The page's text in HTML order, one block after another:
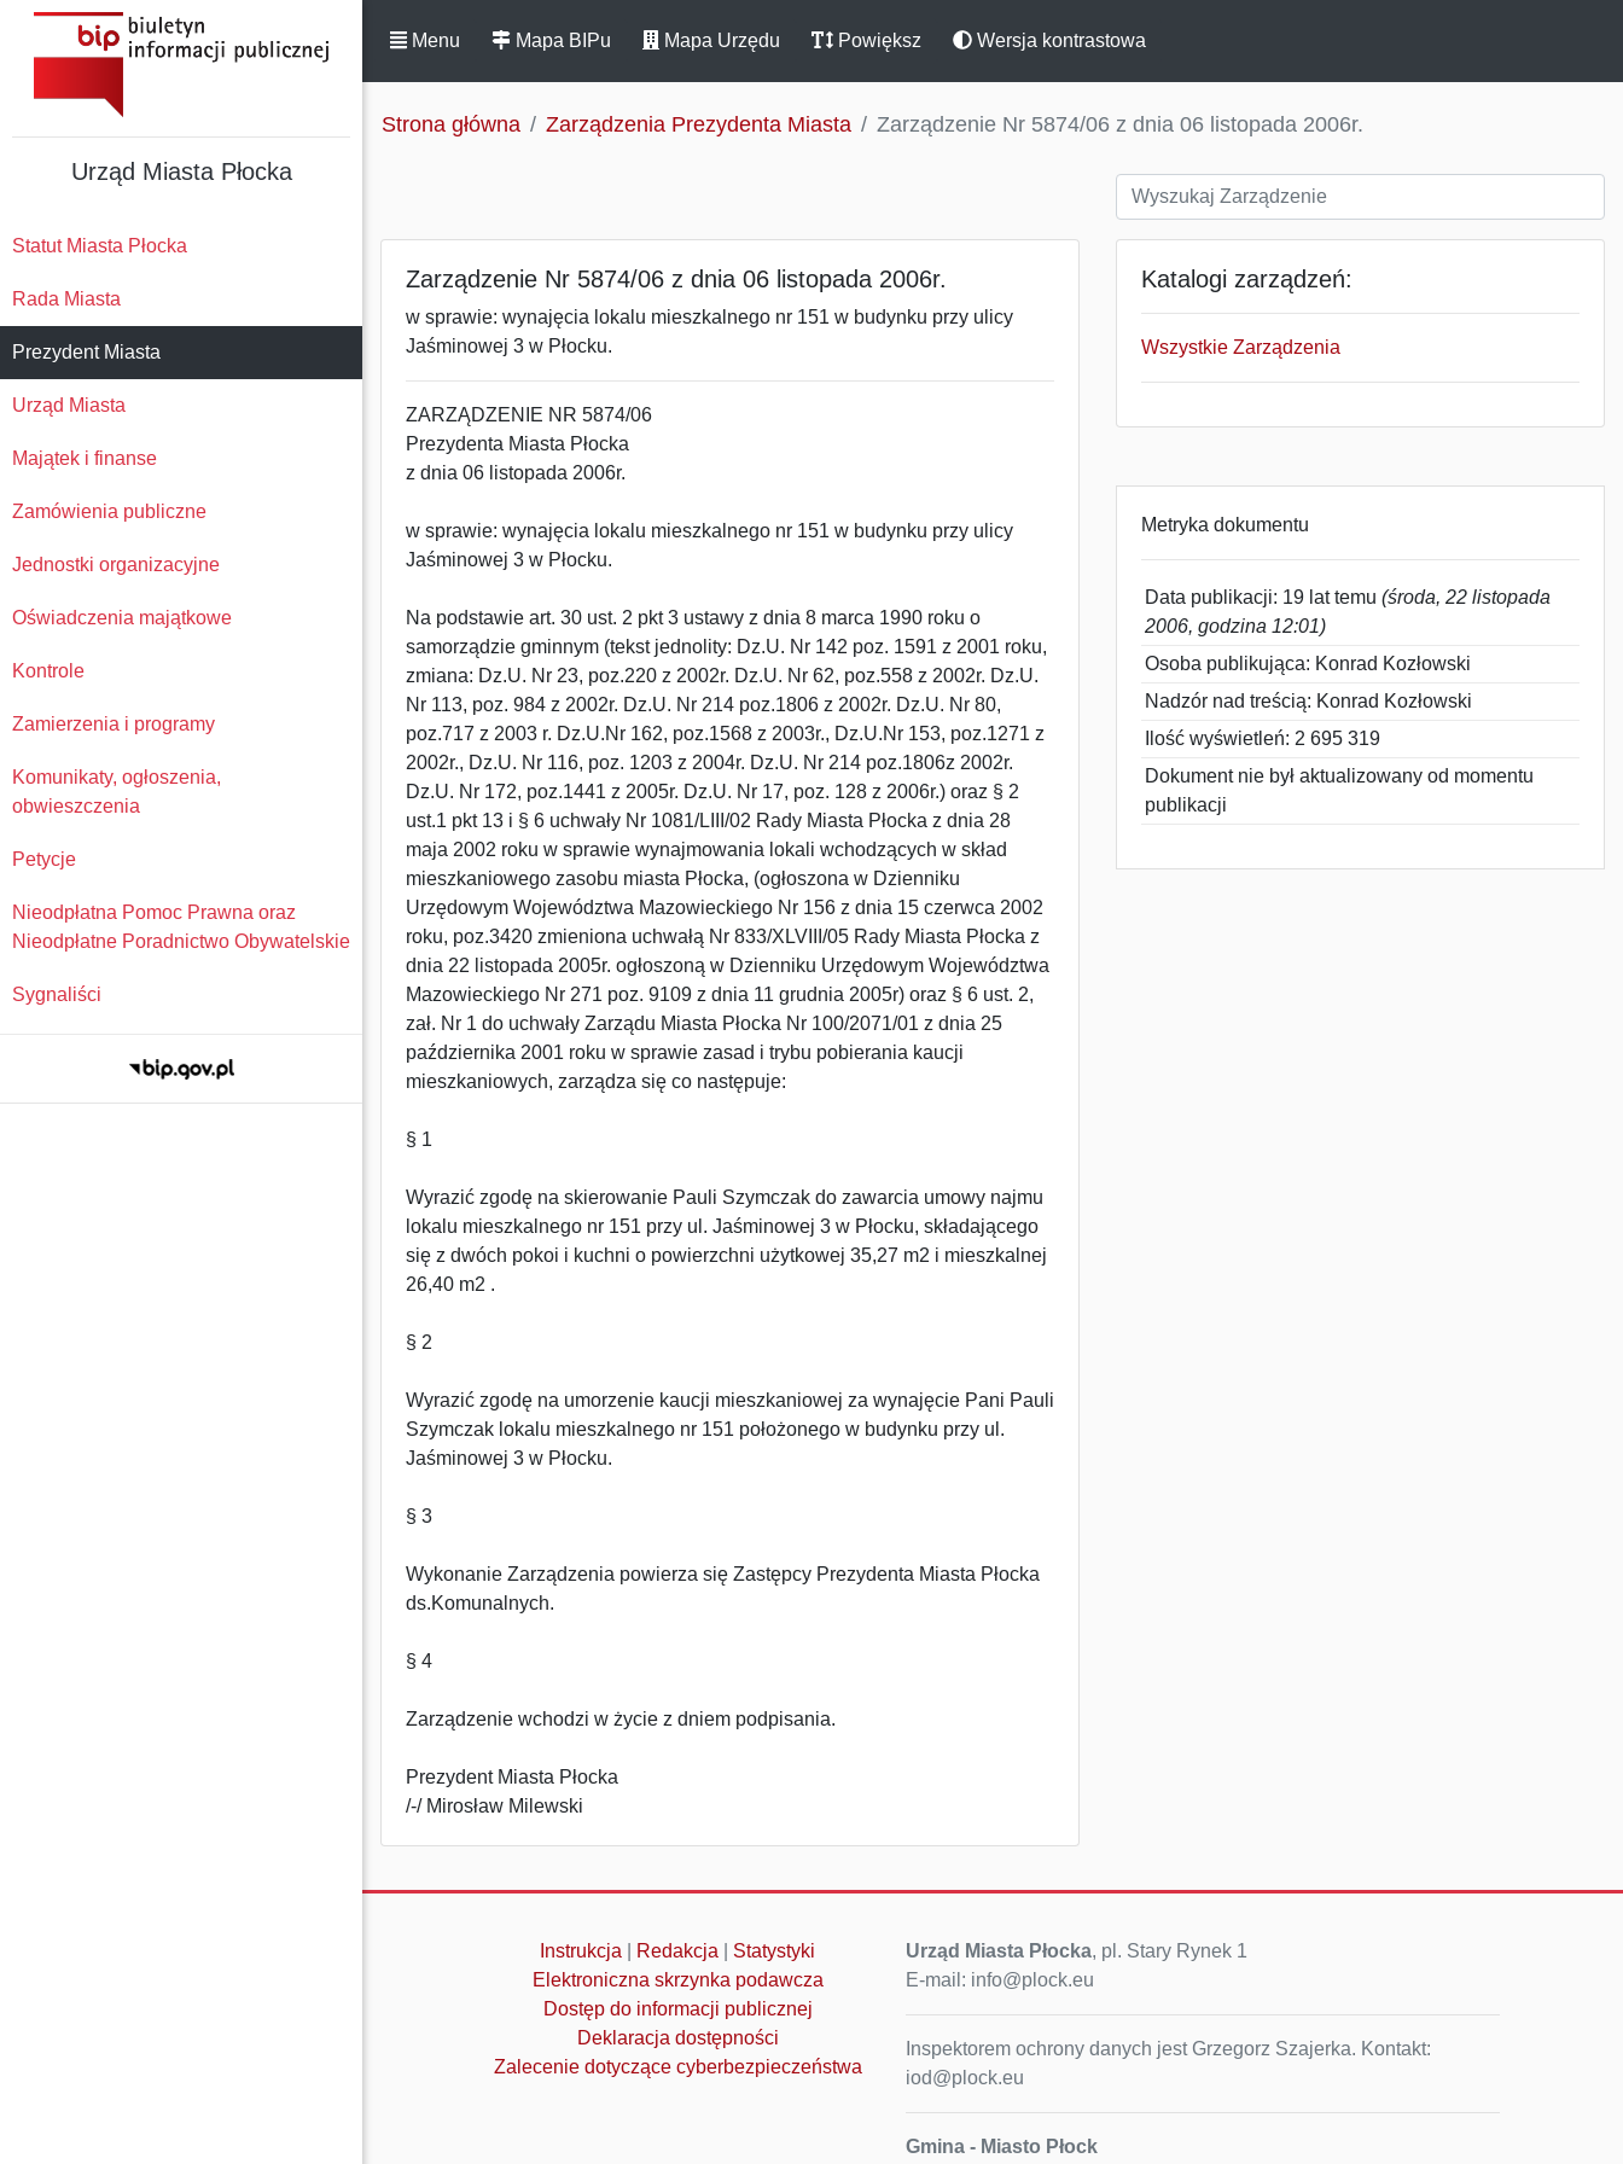
Urząd Miasta Płocka
Statut Miasta Płocka
Rada Miasta
Prezydent Miasta
Urząd Miasta
Majątek i finanse
Zamówienia publiczne
Jednostki organizacyjne
Oświadczenia majątkowe
Kontrole
Zamierzenia i programy
Komunikaty, ogłoszenia,
obwieszczenia
Petycje
Nieodpłatna Pomoc Prawna oraz
Nieodpłatne Poradnictwo Obywatelskie
Sygnaliści
Menu Mapa BIPu Mapa Urzędu Powiększ Wersja kontrastowa
Strona główna Zarządzenia Prezydenta Miasta Zarządzenie Nr 5874/06 z dnia 06 listopada 2006r.
Zarządzenie Nr 5874/06 z dnia 06 listopada 2006r.
w sprawie: wynajęcia lokalu mieszkalnego nr 151 w budynku przy ulicy
Jaśminowej 3 w Płocku.
ZARZĄDZENIE NR 5874/06
Prezydenta Miasta Płocka
z dnia 06 listopada 2006r.
w sprawie: wynajęcia lokalu mieszkalnego nr 151 w budynku przy ulicy
Jaśminowej 3 w Płocku.
Na podstawie art. 30 ust. 2 pkt 3 ustawy z dnia 8 marca 1990 roku o
samorządzie gminnym (tekst jednolity: Dz.U. Nr 142 poz. 1591 z 2001 roku,
zmiana: Dz.U. Nr 23, poz.220 z 2002r. Dz.U. Nr 62, poz.558 z 2002r. Dz.U.
Nr 113, poz. 984 z 2002r. Dz.U. Nr 214 poz.1806 z 2002r. Dz.U. Nr 80,
poz.717 z 2003 r. Dz.U.Nr 162, poz.1568 z 2003r., Dz.U.Nr 153, poz.1271 z
2002r., Dz.U. Nr 116, poz. 1203 z 2004r. Dz.U. Nr 214 poz.1806z 2002r.
Dz.U. Nr 172, poz.1441 z 2005r. Dz.U. Nr 17, poz. 128 z 2006r.) oraz § 2
ust.1 pkt 13 i § 6 uchwały Nr 1081/LIII/02 Rady Miasta Płocka z dnia 28
maja 2002 roku w sprawie wynajmowania lokali wchodzących w skład
mieszkaniowego zasobu miasta Płocka, (ogłoszona w Dzienniku
Urzędowym Województwa Mazowieckiego Nr 156 z dnia 15 czerwca 2002
roku, poz.3420 zmieniona uchwałą Nr 833/XLVIII/05 Rady Miasta Płocka z
dnia 22 listopada 2005r. ogłoszoną w Dzienniku Urzędowym Województwa
Mazowieckiego Nr 271 poz. 9109 z dnia 11 grudnia 2005r) oraz § 6 ust. 2,
zał. Nr 1 do uchwały Zarządu Miasta Płocka Nr 100/2071/01 z dnia 25
października 2001 roku w sprawie zasad i trybu pobierania kaucji
mieszkaniowych, zarządza się co następuje:
§ 1
Wyrazić zgodę na skierowanie Pauli Szymczak do zawarcia umowy najmu
lokalu mieszkalnego nr 151 przy ul. Jaśminowej 3 w Płocku, składającego
się z dwóch pokoi i kuchni o powierzchni użytkowej 35,27 m2 i mieszkalnej
26,40 m2 .
§ 2
Wyrazić zgodę na umorzenie kaucji mieszkaniowej za wynajęcie Pani Pauli
Szymczak lokalu mieszkalnego nr 151 położonego w budynku przy ul.
Jaśminowej 3 w Płocku.
§ 3
Wykonanie Zarządzenia powierza się Zastępcy Prezydenta Miasta Płocka
ds.Komunalnych.
§ 4
Zarządzenie wchodzi w życie z dniem podpisania.
Prezydent Miasta Płocka
/-/ Mirosław Milewski
Katalogi zarządzeń:
Wszystkie Zarządzenia
Metryka dokumentu
Data publikacji: 19 lat temu (środa, 22 listopada
2006, godzina 12:01)
Osoba publikująca: Konrad Kozłowski
Nadzór nad treścią: Konrad Kozłowski
Ilość wyświetleń: 2 695 319
Dokument nie był aktualizowany od momentu
publikacji
Instrukcja Redakcja
Statystyki
Elektroniczna skrzynka podawcza
Dostęp do informacji publicznej
Deklaracja dostępności
Zalecenie dotyczące cyberbezpieczeństwa
Urząd Miasta Płocka, pl. Stary Rynek 1
E-mail: info@plock.eu
Inspektorem ochrony danych jest Grzegorz Szajerka. Kontakt:
iod@plock.eu
Gmina - Miasto Płock